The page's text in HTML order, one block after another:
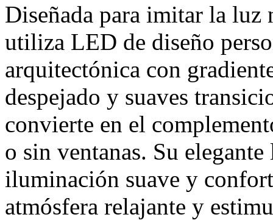
Diseñada para imitar la luz
utiliza LED de diseño
arquitectónica con
despejado y suaves
convierte en el
o sin ventanas. Su
iluminación suave y
atmósfera relajante y